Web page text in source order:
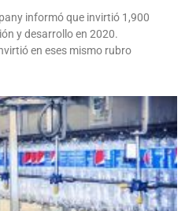
informó que invirtió 1,900
y desarrollo en 2020.
en eses mismo rubro